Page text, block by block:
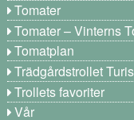
Tomater
Tomater – Vinterns
Tomatplan
Trädgårdstrollet
Trollets favoriter
Vår